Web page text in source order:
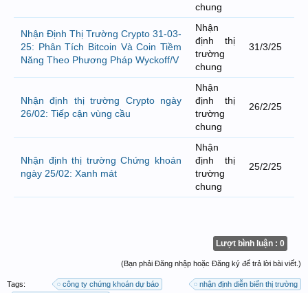
chung
Nhận Định Thị Trường Crypto 31-03-
25: Phân Tích Bitcoin Và Coin Tiềm
Năng Theo Phương Pháp Wyckoff/V
Nhận
định thị
trường
chung
31/3/25
Nhận định thị trường Crypto ngày
26/02: Tiếp cận vùng cầu
Nhận
định thị
trường
chung
26/2/25
Nhận định thị trường Chứng khoán
ngày 25/02: Xanh mát
Nhận
định thị
trường
chung
25/2/25
Lượt bình luận : 0
(Bạn phải Đăng nhập hoặc Đăng ký để trả lời bài viết.)
Tags: công ty chứng khoán dự báo
nhận định diễn biến thị trường